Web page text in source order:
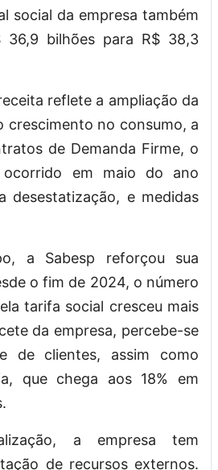
social da empresa também
36,9 bilhões para R$ 38,3
reflete a ampliação da
crescimento no consumo, a
de Demanda Firme, o
ocorrido em maio do ano
desestatização, e medidas
a Sabesp reforçou sua
o fim de 2024, o número
tarifa social cresceu mais
da empresa, percebe-se
de clientes, assim como
que chega aos 18% em
a empresa tem
de recursos externos.